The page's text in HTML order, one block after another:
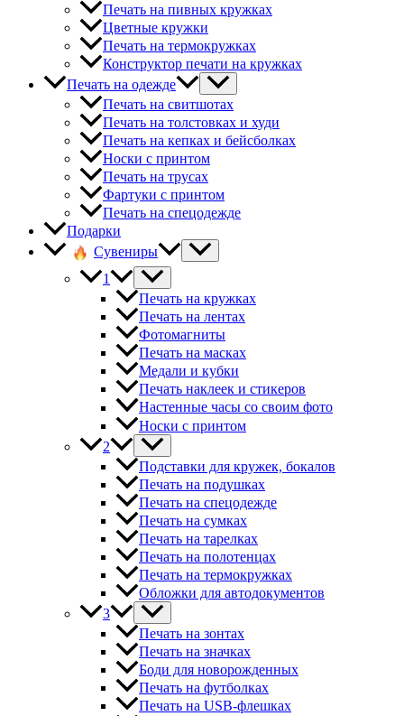
Печать на пивных кружках
Цветные кружки
Печать на термокружках
Конструктор печати на кружках
Печать на одежде
Печать на свитшотах
Печать на толстовках и худи
Печать на кепках и бейсболках
Носки с принтом
Печать на трусах
Фартуки с принтом
Печать на спецодежде
Подарки
Сувениры
1
Печать на кружках
Печать на лентах
Фотомагниты
Печать на масках
Медали и кубки
Печать наклеек и стикеров
Настенные часы со своим фото
Носки с принтом
2
Подставки для кружек, бокалов
Печать на подушках
Печать на спецодежде
Печать на сумках
Печать на тарелках
Печать на полотенцах
Печать на термокружках
Обложки для автодокументов
3
Печать на зонтах
Печать на значках
Боди для новорожденных
Печать на футболках
Печать на USB-флешках